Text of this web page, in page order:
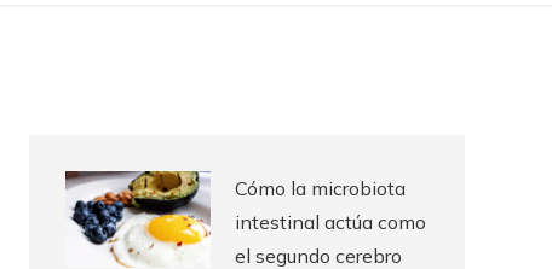
Cómo la microbiota
intestinal actúa como
el segundo cerebro